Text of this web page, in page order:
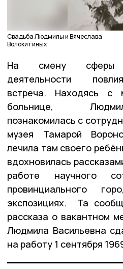
Свадьба Людмилы и Вячеслава
Волокитиных
На смену сферы
деятельности
встреча. Находясь с
больнице,
познакомилась с
музея Тамарой
лечила там своего
вдохновилась
работе научного
провинциального
экспозициях. Та
рассказа о вакантном
Людмила Васильевна
на работу 1 сентября